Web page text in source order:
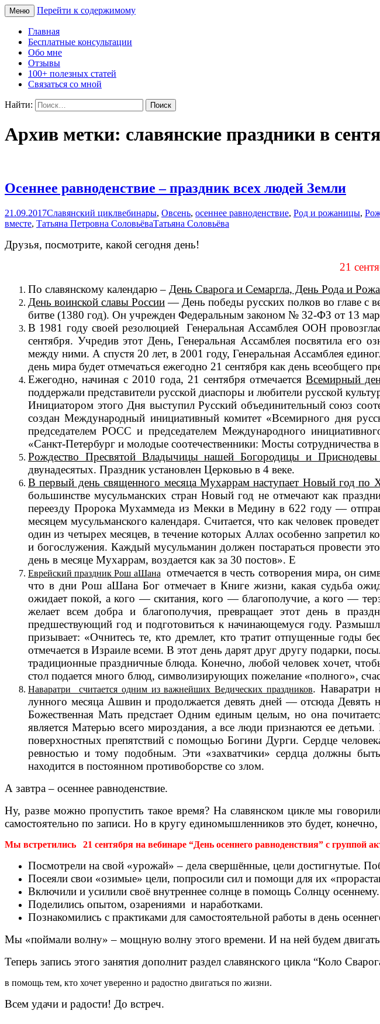
Свет Радости
Меню Перейти к содержимому
Главная
Бесплатные консультации
Обо мне
Отзывы
100+ полезных статей
Связаться со мной
Найти:
Архив метки: славянские праздники в
Осеннее равноденствие – праздник всех людей Земли
21.09.2017Славянский циклвебинары, Овсень, осеннее равноденствие, Род и рожаницы,
вместе, Татьяна Петровна СоловьёваТатьяна Соловьёва
Друзья, посмотрите, какой сегодня день!
21
По славянскому календарю – День Сварога и Семаргла, День Рода и
День воинской славы России— День победы русских полков во главе с
битве (1380 год). Он учрежден Федеральным законом № 32-ФЗ от 13
В 1981 году своей резолюцией Генеральная Ассамблея ООН
сентября. Учредив этот День, Генеральная Ассамблея посвятила его
между ними. А спустя 20 лет, в 2001 году, Генеральная Ассамблея
день мира будет отмечаться ежегодно 21 сентября как день всеобщего
Ежегодно, начиная с 2010 года, 21 сентября отмечаетсяВсемирный
поддержали представители русской диаспоры и любители русской
Инициатором этого Дня выступил Русский объединительный союз
создан Международный инициативный комитет «Всемирного дня
председателем РОСС и председателем Международного
«Санкт-Петербург и молодые соотечественники: Мосты сотрудничества
Рождество Пресвятой Владычицы нашей Богородицы и
двунадесятых. Праздник установлен Церковью в 4 веке.
В первый день священного месяца Мухаррам наступает Новый год по
большинстве мусульманских стран Новый год не отмечают как
переезду Пророка Мухаммеда из Мекки в Медину в 622 году —
месяцем мусульманского календаря. Считается, что как человек
один из четырех месяцев, в течение которых Аллах особенно
и богослужения. Каждый мусульманин должен постараться провести
день в месяце Мухаррам, воздается как за 30 постов». Е
Еврейский праздник Рош аШана
отмечается в честь сотворения мира, он
что в дни Рош аШана Бог отмечает в Книге жизни, какая судьба
ожидает покой, а кого — скитания, кого — благополучие, а кого —
желает всем добра и благополучия, превращает этот день в
предшествующий год и подготовиться к начинающемуся году.
призывает: «Очнитесь те, кто дремлет, кто тратит отпущенные годы
отмечается в Израиле всеми. В этот день дарят друг другу подарки,
традиционные праздничные блюда. Конечно, любой человек хочет,
стол подается много блюд, символизирующих пожелание «полного»,
Наваратри считается одним из важнейших Ведических праздников. Наваратри
лунного месяца Ашвин и продолжается девять дней — отсюда Девять
Божественная Мать предстает Одним единым целым, но она
является Матерью всего мироздания, а все люди признаются ее
поверхностных препятствий с помощью Богини Дурги. Сердце
ревностью и тому подобным. Эти «захватчики» сердца должны
находится в постоянном противоборстве со злом.
А завтра – осеннее равноденствие.
Ну, разве можно пропустить такое время? На славянском цикле мы
самостоятельно по записи. Но в кругу единомышленников это будет, конечно,
Мы встретились 21 сентября на вебинаре “День осеннего равноденствия” с группой
Посмотрели на свой «урожай» – дела свершённые, цели достигнутые.
Посеяли свои «озимые» цели, попросили сил и помощи для их
Включили и усилили своё внутреннее солнце в помощь Солнцу осеннему.
Поделились опытом, озарениями и наработками.
Познакомились с практиками для самостоятельной работы в день
Мы «поймали волну» – мощную волну этого времени. И на ней будем
Теперь запись этого занятия дополнит раздел славянского цикла “Коло
в помощь тем, кто хочет уверенно и радостно двигаться по жизни.
Всем удачи и радости! До встреч.